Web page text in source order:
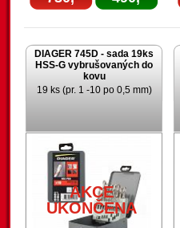
DIAGER 745D - sada 19ks
HSS-G vybrušovaných do
kovu
19 ks (pr. 1 -10 po 0,5 mm)
AKCE
UKONČENA